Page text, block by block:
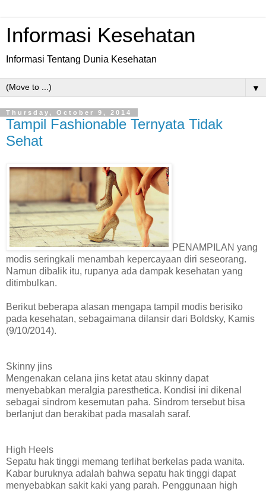
Informasi Kesehatan
Informasi Tentang Dunia Kesehatan
▼
Thursday, October 9, 2014
Tampil Fashionable Ternyata Tidak
Sehat
PENAMPILAN yang
modis seringkali menambah kepercayaan diri seseorang.
Namun dibalik itu, rupanya ada dampak kesehatan yang
ditimbulkan.
Berikut beberapa alasan mengapa tampil modis berisiko
pada kesehatan, sebagaimana dilansir dari Boldsky, Kamis
(9/10/2014).
Skinny jins
Mengenakan celana jins ketat atau skinny dapat
menyebabkan meralgia paresthetica. Kondisi ini dikenal
sebagai sindrom kesemutan paha. Sindrom tersebut bisa
berlanjut dan berakibat pada masalah saraf.
High Heels
Sepatu hak tinggi memang terlihat berkelas pada wanita.
Kabar buruknya adalah bahwa sepatu hak tinggi dapat
menyebabkan sakit kaki yang parah. Penggunaan high